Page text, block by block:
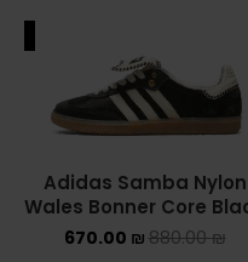
Adidas Samba Nylon
Wales Bonner Core
880.00₪
670.00 ₪